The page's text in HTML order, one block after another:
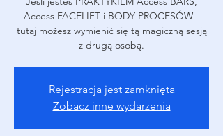
Access FACELIFT i BODY PROCESÓW -
tutaj możesz wymienić się tą magiczną sesją
z drugą osobą.
Rejestracja jest zamknięta
Zobacz inne wydarzenia